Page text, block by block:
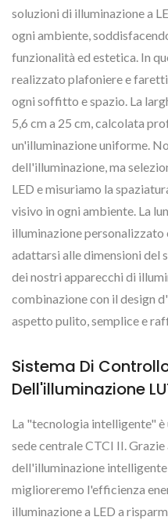
soluzioni di illuminazione a
ogni ambiente,
funzionalità ed estetica. In
realizzato plafoniere e faretti
ogni soffitto e spazio. La
5,6 cm a 25 cm, calcolata
un'illuminazione uniforme.
dell'illuminazione, ma
LED e misuriamo la
visivo in ogni ambiente. La
illuminazione personalizzato
adattarsi alle dimensioni del
dei nostri apparecchi di
combinazione con il design
aspetto pulito, semplice e
Sistema Di
Dell'illuminazione
La "tecnologia intelligente"
sede centrale CTCI II.
dell'illuminazione
miglioreremo l'efficienza
illuminazione a LED a